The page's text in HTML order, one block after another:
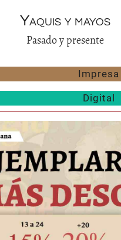
Yaquis y mayos
Pasado y presente
Impresa
Digital